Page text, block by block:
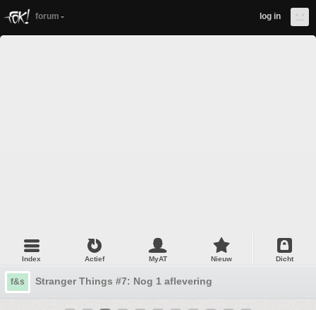
forum log in
Index Actief MyAT Nieuw Dicht
f&s Stranger Things #7: Nog 1 aflevering